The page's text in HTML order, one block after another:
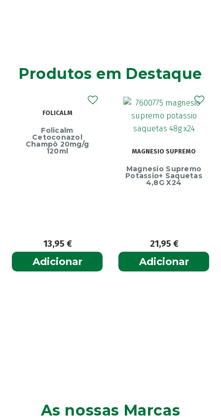
Produtos em Destaque
FOLICALM
Folicalm
Cetoconazol
Champô 20mg/g
120ml
13,95€
Adicionar
MAGNESIO SUPREMO
Magnesio Supremo
Potassio+ Saquetas
4,8G X24
21,95€
Adicionar
As nossas Marcas